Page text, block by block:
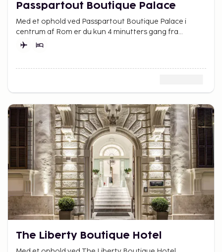
Passpartout Boutique Palace
Med et ophold ved Passpartout Boutique Palace i
centrum af Rom er du kun 4 minutters gang fra
Peterspladsen og en 9 minutters gåtur fra
The Liberty Boutique Hotel